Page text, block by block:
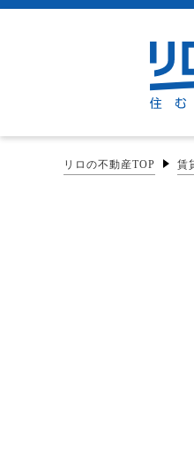
早期現金化
リロの不動産TOP 賃